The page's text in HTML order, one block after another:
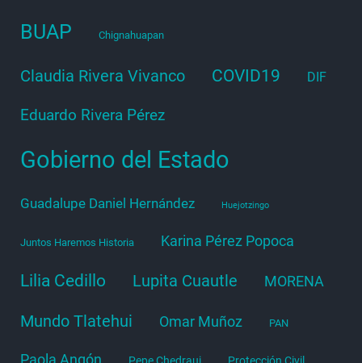
BUAP Chignahuapan
Claudia Rivera Vivanco COVID19 DIF
Eduardo Rivera Pérez
Gobierno del Estado
Guadalupe Daniel Hernández Huejotzingo
Juntos Haremos Historia Karina Pérez Popoca
Lilia Cedillo Lupita Cuautle MORENA
Mundo Tlatehui Omar Muñoz PAN
Paola Angón Pepe Chedraui Protección Civil